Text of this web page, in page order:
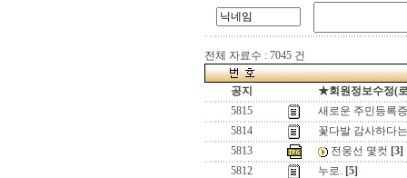
전체 자료수 : 7045 건
공지
★회원정보수정(
5815
새로운 주민등록
5814
꽃다발 감사하다
5813
전웅선 몇컷 [3]
5812
누로. [5]